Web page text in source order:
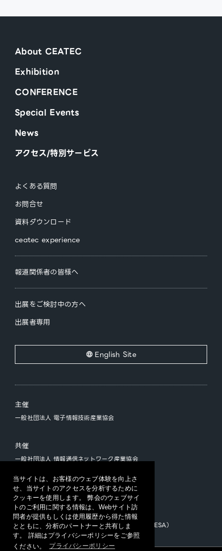
当サイトは、お客様のウェブ体験を向上さ
せ、当サイトのアクセスを分析するために
クッキーを使用します。 弊会のウェブサイ
トのご利用に関する情報は、Webサイト訪
問者が提供もしくは使用履歴から得た情報
とともに、分析のパートナーと共有しま
す。 詳細はプライバシーポリシーをご参照
ください。
プライバシーポリシー
About CEATEC
Exhibition
CONFERENCE
Special Events
News
アクセス/特別サービス
よくある質問
お問合せ
資料ダウンロード
ceatec experience
報道関係者の皆様へ
出展をご検討中の方へ
出展者専用
English Site
主催
一般社団法人 電子情報技術産業協会
共催
一般社団法人 情報通信ネットワーク産業協会
一般社団法人 ソフトウェア協会
運営
CEATEC 運営事務局
（一般社団法人日本エレクトロニクスショー協会/JESA）